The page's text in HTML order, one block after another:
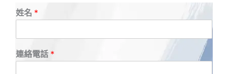
姓名 *
連絡電話 *